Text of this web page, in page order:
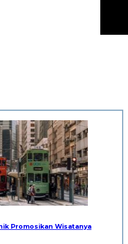
Promosikan Wisatanya